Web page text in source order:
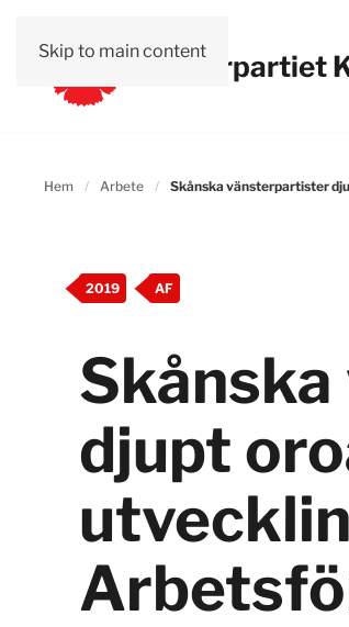
Skip to main contentVänsterpartiet
Hem Arbete Skånska vänsterpartister
2019 AF
djupt